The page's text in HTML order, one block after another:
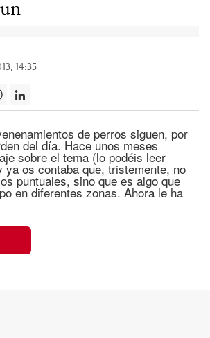
14:35
de perros siguen, por
del día. Hace unos meses
sobre el tema (lo podéis leer
ya os contaba que, tristemente, no
puntuales, sino que es algo que
en diferentes zonas. Ahora le ha